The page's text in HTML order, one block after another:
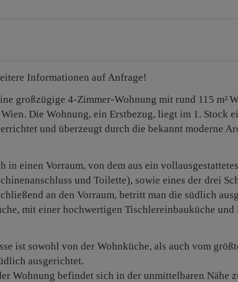
Informationen auf Anfrage!
großzügige 4-Zimmer-Wohnung mit rund 115 m²
Die Wohnung, ein Erstbezug, liegt im 1. Stock
und überzeugt durch die bekannt moderne
in einen Vorraum, von dem aus ein
und Toilette), sowie eines der drei
an den Vorraum, betritt man die südlich
mit einer hochwertigen Tischlereinbauküche und
ist sowohl von der Wohnküche, als auch vom
ausgerichtet.
Wohnung befindet sich in der unmittelbaren Nähe